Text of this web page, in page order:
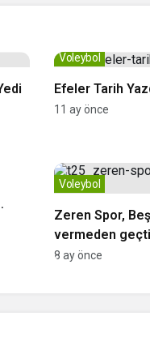
Efeler Tarih
Voleybol
11 ay önce
Zeren Spor,
vermeden geçti
Voleybol
8 ay önce